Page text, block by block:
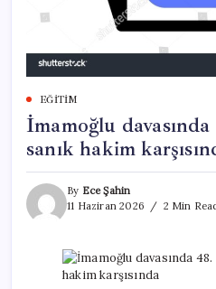
EĞITIM
İmamoğlu
sanık hakim
By Ece Şahin
11 Haziran 2026
2 Min